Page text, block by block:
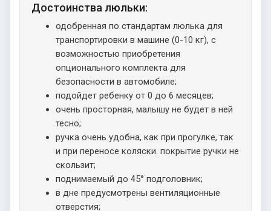
Достоинства люльки:
одобренная по стандартам люлька для
транспортировки в машине (0-10 кг), с
возможностью приобретения
опционального комплекта для
безопасности в автомобиле;
подойдет ребенку от 0 до 6 месяцев;
очень просторная, малышу не будет в ней
тесно;
ручка очень удобна, как при прогулке, так
и при переносе коляски. покрытие ручки не
скользит;
поднимаемый до 45° подголовник;
в дне предусмотрены вентиляционные
отверстия;